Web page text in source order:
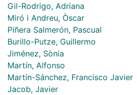
Gil-Rodrigo, Adriana
Miró i Andreu, Òscar
Piñera Salmerón, Pascual
Burillo-Putze, Guillermo
Jiménez, Sònia
Martín, Alfonso
Martín-Sánchez, Francisco Javier
Jacob, Javier